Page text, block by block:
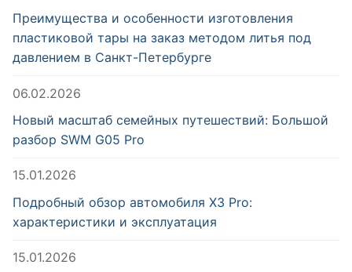
Преимущества и особенности изготовления
пластиковой тары на заказ методом литья под
давлением в Санкт-Петербурге
06.02.2026
Новый масштаб семейных путешествий: Большой
разбор SWM G05 Pro
15.01.2026
Подробный обзор автомобиля X3 Pro:
характеристики и эксплуатация
15.01.2026